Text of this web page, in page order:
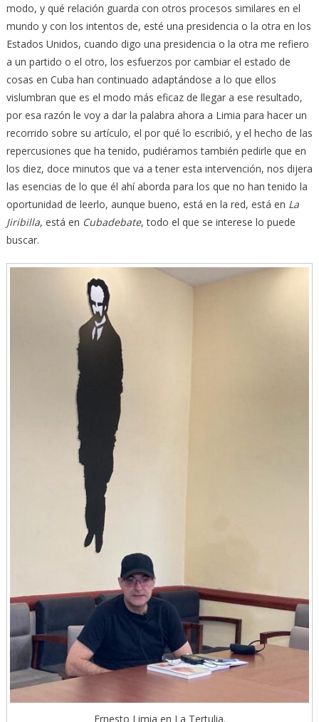
modo, y qué relación guarda con otros procesos similares en el
mundo y con los intentos de, esté una presidencia o la otra en los
Estados Unidos, cuando digo una presidencia o la otra me refiero
a un partido o el otro, los esfuerzos por cambiar el estado de
cosas en Cuba han continuado adaptándose a lo que ellos
vislumbran que es el modo más eficaz de llegar a ese resultado,
por esa razón le voy a dar la palabra ahora a Limia para hacer un
recorrido sobre su artículo, el por qué lo escribió, y el hecho de las
repercusiones que ha tenido, pudiéramos también pedirle que en
los diez, doce minutos que va a tener esta intervención, nos dijera
las esencias de lo que él ahí aborda para los que no han tenido la
oportunidad de leerlo, aunque bueno, está en la red, está en La
Jiribilla, está en Cubadebate, todo el que se interese lo puede
buscar.
Ernesto Limia en La Tertulia.